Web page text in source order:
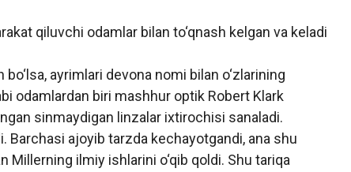
qiluvchi odamlar bilan to‘qnash kelgan va keladi
ayrimlari devona nomi bilan o‘zlarining
odamlardan biri mashhur optik Robert Klark
sinmaydigan linzalar ixtirochisi sanaladi.
Barchasi ajoyib tarzda kechayotgandi, ana shu
Millerning ilmiy ishlarini o‘qib qoldi. Shu tariqa